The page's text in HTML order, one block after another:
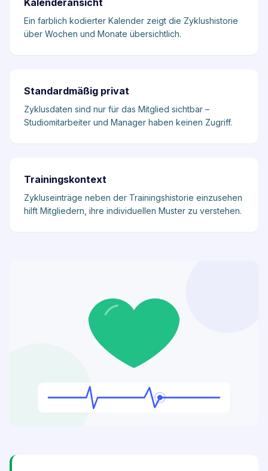
Kalenderansicht
Ein farblich kodierter Kalender zeigt die Zyklushistorie
über Wochen und Monate übersichtlich.
Standardmäßig privat
Zyklusdaten sind nur für das Mitglied sichtbar –
Studiomitarbeiter und Manager haben keinen Zugriff.
Trainingskontext
Zykluseinträge neben der Trainingshistorie einzusehen
hilft Mitgliedern, ihre individuellen Muster zu verstehen.